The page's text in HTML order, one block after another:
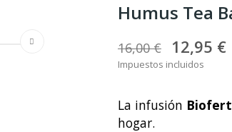
Humus Tea
16,00 € 12,95 €
Impuestos incluidos
La infusión
hogar.